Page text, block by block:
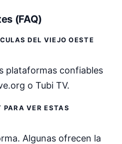
(FAQ)
DEL VIEJO OESTE
plataformas confiables
o Tubi TV.
PARA VER ESTAS
Algunas ofrecen la